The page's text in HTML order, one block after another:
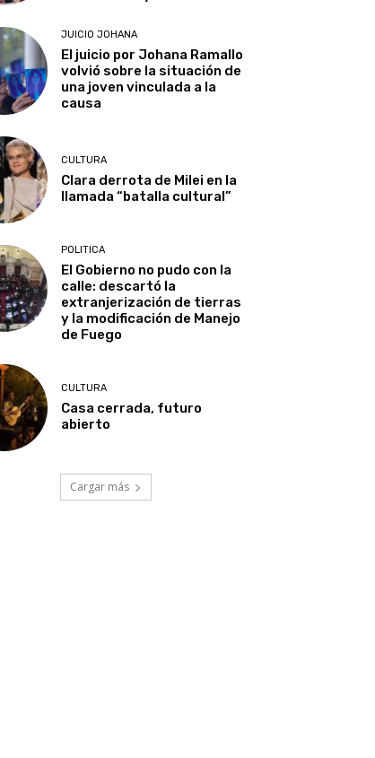
JUICIO JOHANA
El juicio por Johana Ramallo
volvió sobre la situación de
una joven vinculada a la
causa
CULTURA
Clara derrota de Milei en la
llamada “batalla cultural”
POLITICA
El Gobierno no pudo con la
calle: descartó la
extranjerización de tierras
y la modificación de Manejo
de Fuego
CULTURA
Casa cerrada, futuro
abierto
Cargar más